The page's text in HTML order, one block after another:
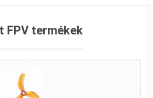
FPV termékek